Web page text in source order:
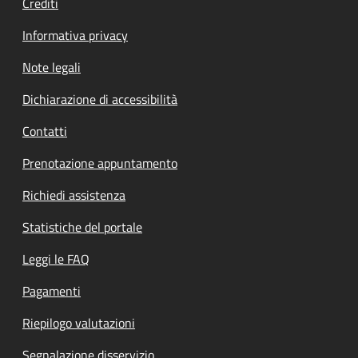
Informativa privacy
Note legali
Dichiarazione di accessibilità
Contatti
Prenotazione appuntamento
Richiedi assistenza
Statistiche del portale
Leggi le FAQ
Pagamenti
Riepilogo valutazioni